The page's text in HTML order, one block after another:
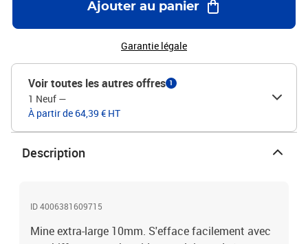
Ajouter au panier
Garantie légale
Voir toutes les autres offres 1
1 Neuf —
À partir de 64,39 € HT
Description
ID 4006381609715
Mine extra-large 10mm. S'efface facilement avec